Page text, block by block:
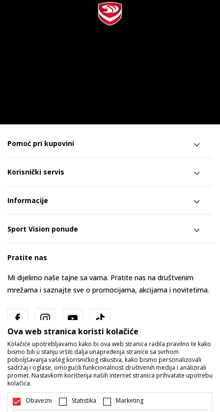
Pomoć pri kupovini
Korisnički servis
Informacije
Sport Vision ponude
Pratite nas
Mi dijelimo naše tajne sa vama. Pratite nas na društvenim
mrežama i saznajte sve o promocijama, akcijama i novitetima.
Bosna i Hercegovina Promijenite
Ova web stranica koristi kolačiće
Kolačiće upotrebljavamo kako bi ova web stranica radila pravilno te kako
bismo bili u stanju vršiti dalja unapređenja stranice sa svrhom
poboljšavanja vašeg korisničkog iskustva, kako bismo personalizovali
sadržaj i oglase, omogućili funkcionalnost društvenih medija i analizirali
promet. Nastavkom korištenja naših internet stranica prihvatate upotrebu
kolačića.
Obavezni Statistika Marketing